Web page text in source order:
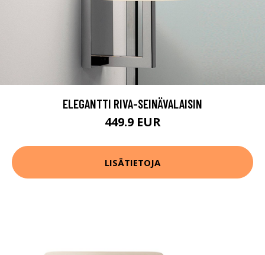
ELEGANTTI RIVA-SEINÄVALAISIN
449.9 EUR
LISÄTIETOJA